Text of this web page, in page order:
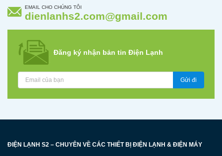
EMAIL CHO CHÚNG TÔI
dienlanhs2.com@gmail.com
Đăng ký nhận bản tin Điện Lạnh
Gửi đi
ĐIỆN LẠNH S2 – CHUYÊN VỀ CÁC THIẾT BỊ ĐIỆN LẠNH & ĐIỆN MÁY